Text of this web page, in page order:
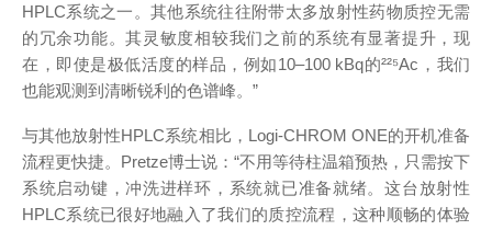
HPLC系统之一。其他系统往往附带太多放射性药物质控无需
的冗余功能。其灵敏度相较我们之前的系统有显著提升，现
在，即使是极低活度的样品，例如10–100 kBq的²²⁵Ac ，我们
也能观测到清晰锐利的色谱峰。 ”
与其他放射性HPLC系统相比， Logi-CHROM ONE的开机准备
流程更快捷。 Pretze博士说 ： “不用等待柱温箱预热，只需按下
系统启动键，冲洗进样环，系统就已准备就绪。这台放射性
HPLC系统已很好地融入了我们的质控流程，这种顺畅的体验